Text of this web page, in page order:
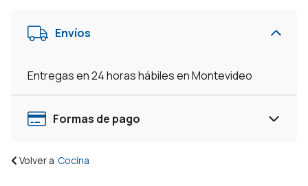
Acero
Envíos
Entregas en 24 horas hábiles en Montevideo
Formas de pago
Volver a Cocina